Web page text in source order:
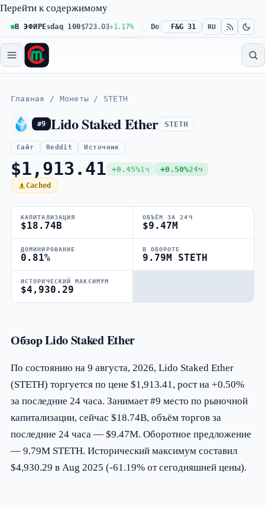
Перейти к содержимому
В ЭФИРЕ
Nasdaq 100$723.03+1.17% Dow 30 $539.62+0.27%
F&G 31 RU
Главная / Монеты / STETH
#9 Lido Staked Ether STETH
Сайт Reddit Источник
$1,913.41 +0.45%1ч +0.50%24ч
Cached
КАПИТАЛИЗАЦИЯ
$18.74B
ОБЪЁМ ЗА 24Ч
$9.47M
ДОМИНИРОВАНИЕ
0.81%
В ОБОРОТЕ
9.79M STETH
ИСТОРИЧЕСКИЙ МАКСИМУМ
$4,930.29
Обзор Lido Staked Ether
По состоянию на 9 августа, 2026, Lido Staked Ether
(STETH) торгуется по цене $1,913.41, рост на +0.50%
за последние 24 часа. Занимает #9 место по рыночной
капитализации, сейчас $18.74B, объём торгов за
последние 24 часа — $9.47M. Оборотное предложение
— 9.79M STETH. Исторический максимум составил
$4,930.29 в Aug 2025 (-61.19% от сегодняшней цены).